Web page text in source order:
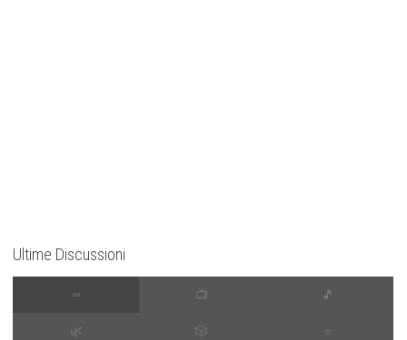
Ultime Discussioni
∞ 📺 🎵
🌿 🎲 ⭐️